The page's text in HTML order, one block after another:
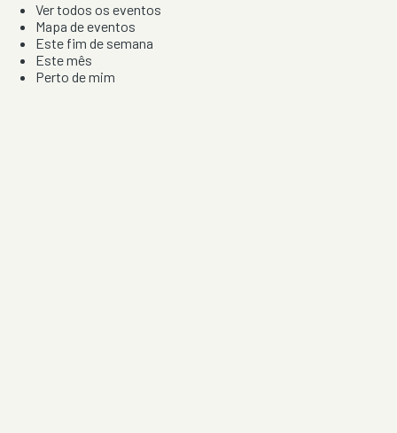
Ver todos os eventos
Mapa de eventos
Este fim de semana
Este mês
Perto de mim